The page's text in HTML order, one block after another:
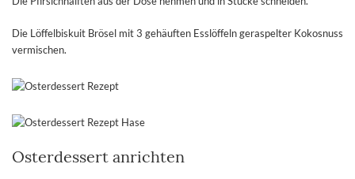
Die Löffelbiskuit Brösel mit 3 gehäuften Esslöffeln geraspelter Kokosnuss
vermischen.
Osterdessert anrichten